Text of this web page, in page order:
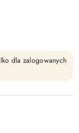
dla zalogowanych